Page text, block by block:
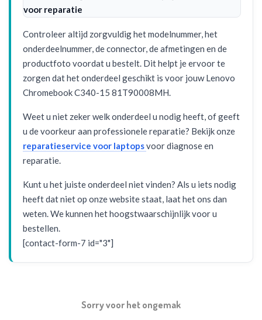
voor reparatie
Controleer altijd zorgvuldig het modelnummer, het
onderdeelnummer, de connector, de afmetingen en de
productfoto voordat u bestelt. Dit helpt je ervoor te
zorgen dat het onderdeel geschikt is voor jouw Lenovo
Chromebook C340-15 81T90008MH.
Weet u niet zeker welk onderdeel u nodig heeft, of geeft
u de voorkeur aan professionele reparatie? Bekijk onze
reparatieservice voor laptopsvoor diagnose en
reparatie.
Kunt u het juiste onderdeel niet vinden? Als u iets nodig
heeft dat niet op onze website staat, laat het ons dan
weten. We kunnen het hoogstwaarschijnlijk voor u
bestellen.
[contact-form-7 id="3"]
Sorry voor het ongemak